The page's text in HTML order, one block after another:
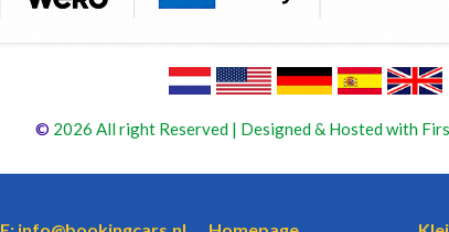
© 2026 All right Reserved | Designed & Hosted with